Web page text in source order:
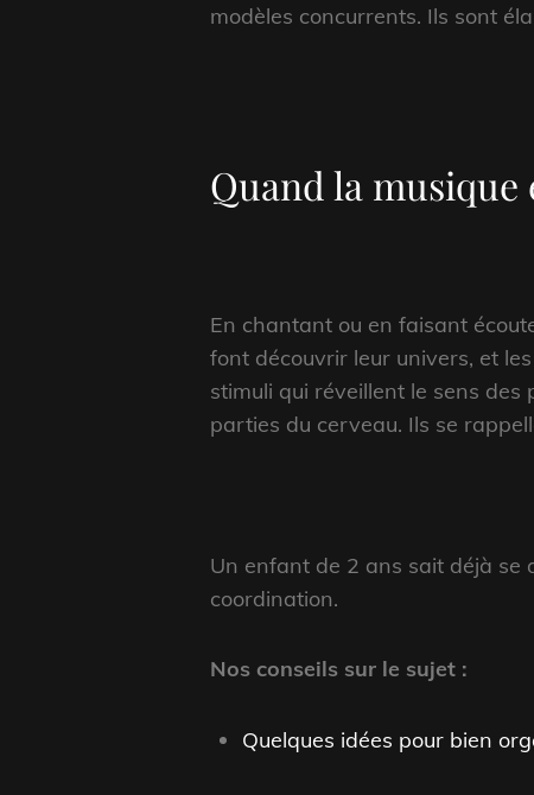
modèles concurrents. Ils sont
Quand la musique
En chantant ou en faisant
font découvrir leur univers, et
stimuli qui réveillent le sens
parties du cerveau. Ils se
Un enfant de 2 ans sait déjà se
coordination.
Nos conseils sur le sujet :
Quelques idées pour bien